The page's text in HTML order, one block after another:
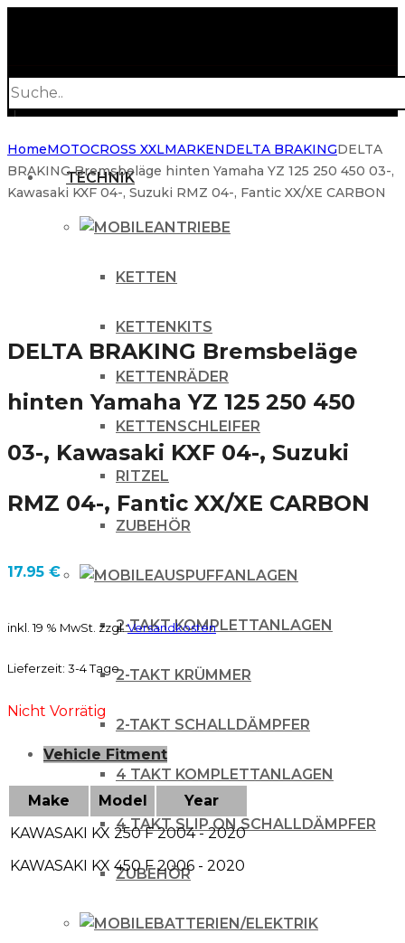
search
TECHNIK
ANTRIEBE
KETTEN
KETTENKITS
KETTENRÄDER
KETTENSCHLEIFER
RITZEL
ZUBEHÖR
AUSPUFFANLAGEN
2-TAKT KOMPLETTANLAGEN
2-TAKT KRÜMMER
2-TAKT SCHALLDÄMPFER
4 TAKT KOMPLETTANLAGEN
4 TAKT SLIP ON SCHALLDÄMPFER
ZUBEHÖR
BATTERIEN/ELEKTRIK
HomeMOTOCROSS XXLMARKENDELTA BRAKINGDELTA
BRAKING Bremsbeläge hinten Yamaha YZ 125 250 450 03-,
Kawasaki KXF 04-, Suzuki RMZ 04-, Fantic XX/XE CARBON
DELTA BRAKING Bremsbeläge
hinten Yamaha YZ 125 250 450
03-, Kawasaki KXF 04-, Suzuki
RMZ 04-, Fantic XX/XE CARBON
17.95 €
inkl. 19 % MwSt. zzgl.Versandkosten
Lieferzeit: 3-4 Tage
Nicht Vorrätig
Vehicle Fitment
Make Model
Year
KAWASAKI
KX 250 F 2004 - 2020
KAWASAKI
KX 450 F 2006 - 2020